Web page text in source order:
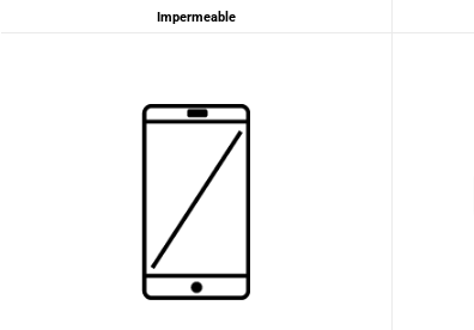
Impermeable